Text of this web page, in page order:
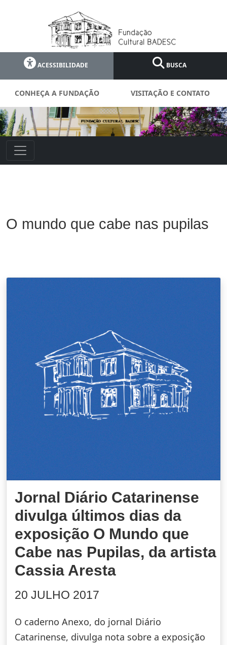
ACESSIBILIDADE BUSCA
CONHEÇA A FUNDAÇÃO VISITAÇÃO E CONTATO
O mundo que cabe nas pupilas
Jornal Diário Catarinense
divulga últimos dias da
exposição O Mundo que
Cabe nas Pupilas, da artista
Cassia Aresta
20 JULHO 2017
O caderno Anexo, do jornal Diário
Catarinense, divulga nota sobre a exposição